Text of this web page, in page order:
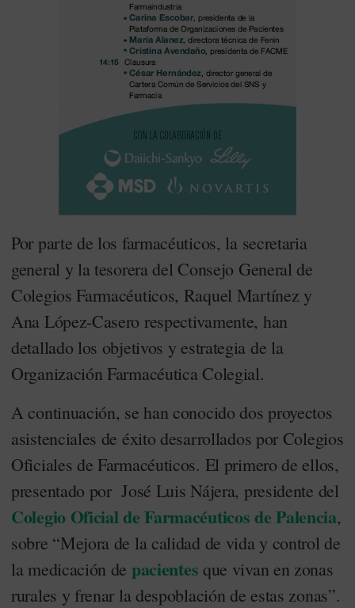
Por parte de los farmacéuticos, la secretaria
general y la tesorera del Consejo General de
Colegios Farmacéuticos, Raquel Martínez y
Ana López-Casero respectivamente, han
detallado los objetivos y estrategia de la
Organización Farmacéutica Colegial.
A continuación, se han conocido dos proyectos
asistenciales de éxito desarrollados por Colegios
Oficiales de Farmacéuticos. El primero de ellos,
presentado por José Luis Nájera, presidente del
Colegio Oficial de Farmacéuticos de Palencia,
sobre “Mejora de la calidad de vida y control de
la medicación de pacientes que vivan en zonas
rurales y frenar la despoblación de estas zonas”.